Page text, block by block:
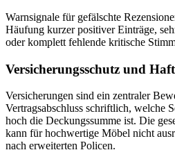
Warnsignale für gefälschte
Häufung kurzer positiver Einträge,
oder komplett fehlende kritische
Versicherungsschutz und
Versicherungen sind ein zentraler
Vertragsabschluss schriftlich, welche
hoch die Deckungssumme ist. Die
kann für hochwertige Möbel nicht
nach erweiterten Policen.